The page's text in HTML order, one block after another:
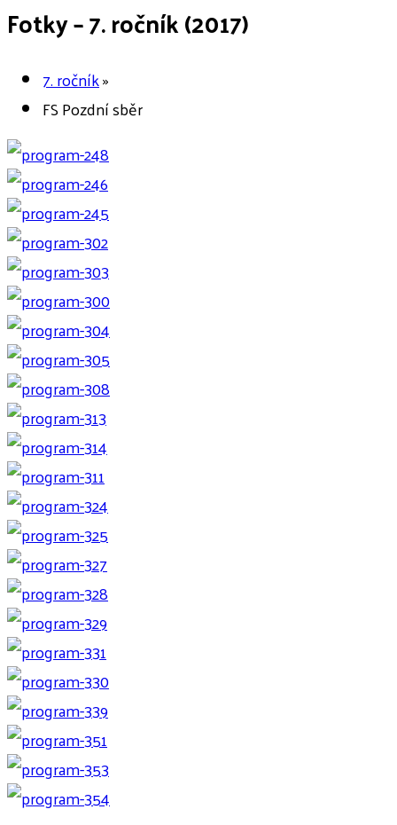
Fotky – 7. ročník (2017)
7. ročník»
FS Pozdní sběr